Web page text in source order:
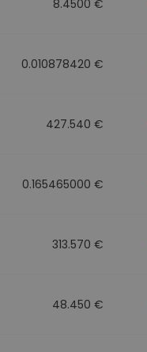
8.4500 €
0.010878420 €
427.540 €
0.165465000 €
313.570 €
48.450 €